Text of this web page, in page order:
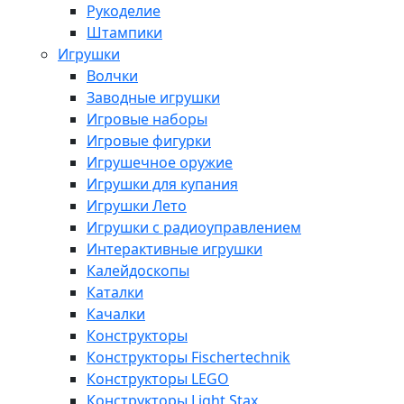
Рукоделие
Штампики
Игрушки
Волчки
Заводные игрушки
Игровые наборы
Игровые фигурки
Игрушечное оружие
Игрушки для купания
Игрушки Лето
Игрушки с радиоуправлением
Интерактивные игрушки
Калейдоскопы
Каталки
Качалки
Конструкторы
Конструкторы Fisсhertechnik
Конструкторы LEGO